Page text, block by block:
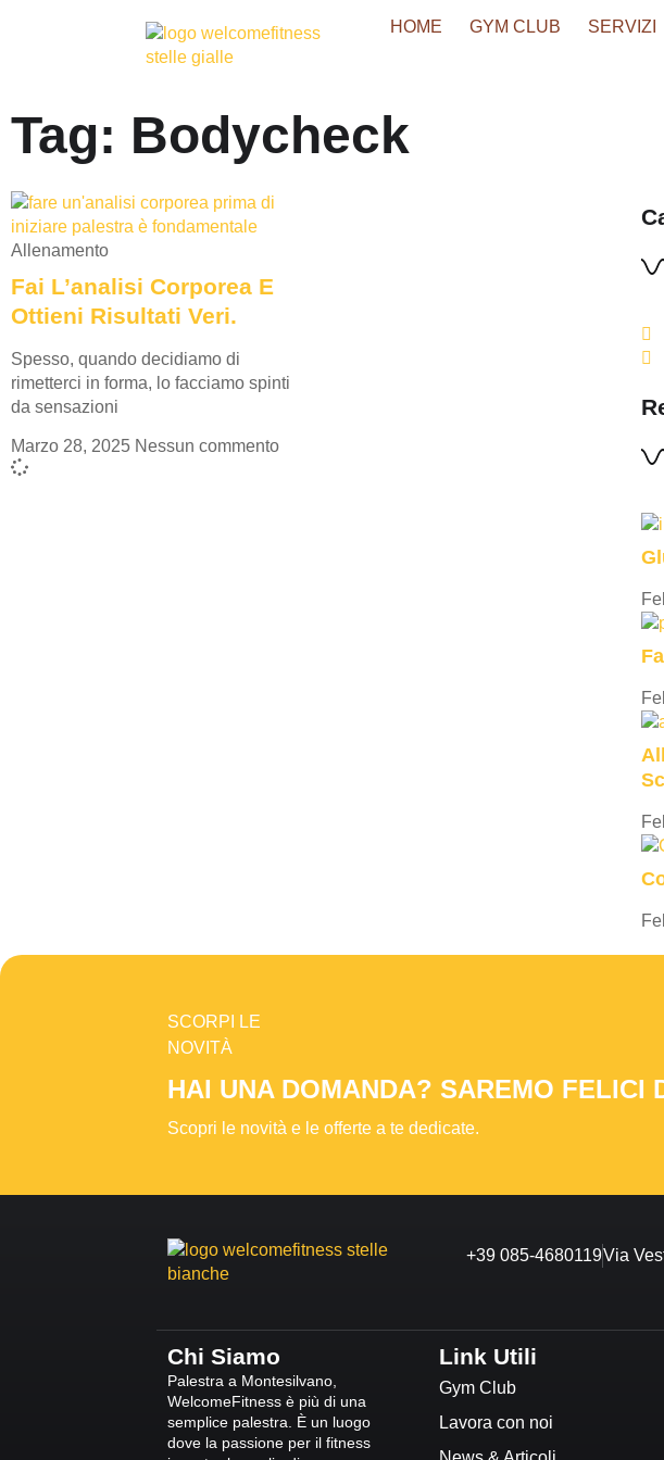
HOME GYM CLUB SERVIZI
Tag: Bodycheck
Allenamento
Fai L’analisi Corporea E
Ottieni Risultati Veri.
Spesso, quando decidiamo di
rimetterci in forma, lo facciamo spinti
da sensazioni
Marzo 28, 2025 Nessun commento
SCORPI LE
NOVITÀ
HAI UNA DOMANDA? SAREMO FELICI
Scopri le novità e le offerte a te dedicate.
+39 085-4680119Via
Chi Siamo
Palestra a Montesilvano,
WelcomeFitness è più di una
semplice palestra. È un luogo
dove la passione per il fitness
Link Utili
Gym Club
Lavora con noi